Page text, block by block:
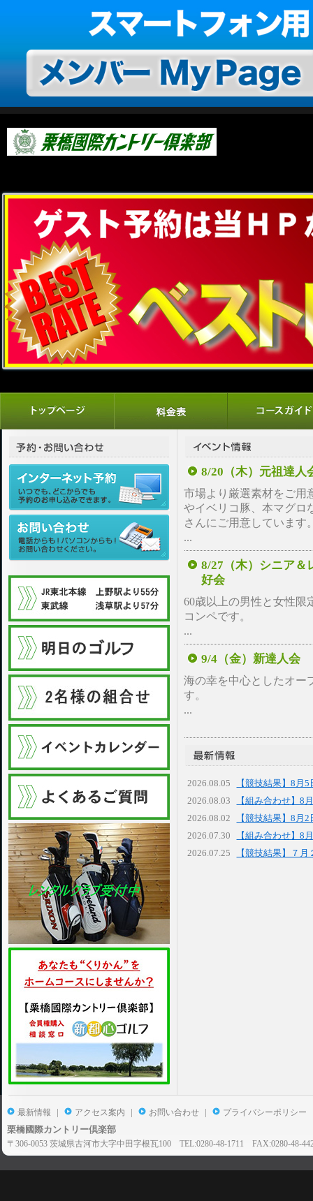
8/20（木）元祖達人
市場より厳選素材をご用
やイベリコ豚、本マグロ
さんにご用意しています
...
8/27（木）シニア＆
好会
60歳以上の男性と女性限
コンペです。
...
9/4（金）新達人会
海の幸を中心としたオー
す。
...
2026.08.05
【競技結果】8月
2026.08.03
【組み合わせ】8
2026.08.02
【競技結果】8月
2026.07.30
【組み合わせ】8
2026.07.25
【競技結果】７
最新情報 | アクセス案内 | お問い合わせ | プライバシーポリシー
栗橋國際カントリー倶楽部
〒306-0053 茨城県古河市大字中田字根瓦100 TEL:0280-48-1711 FAX:0280-48-